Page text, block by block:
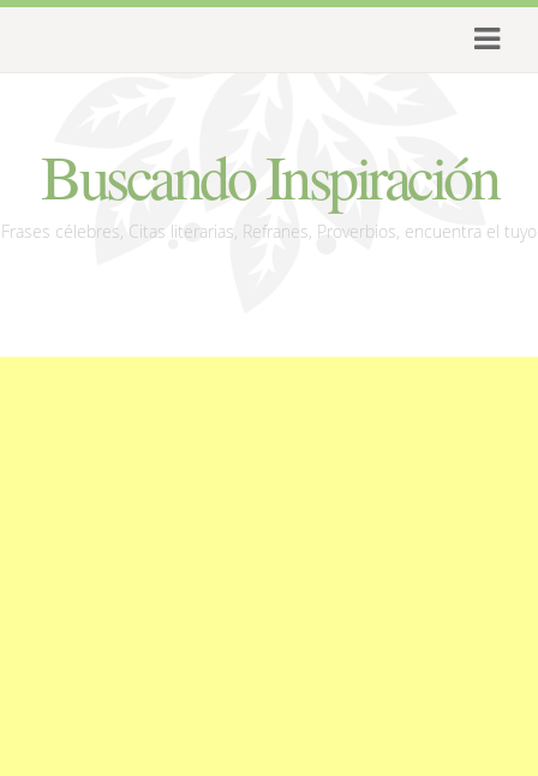
Buscando Inspiración
Frases célebres, Citas literarias, Refranes, Proverbios, encuentra el tuyo